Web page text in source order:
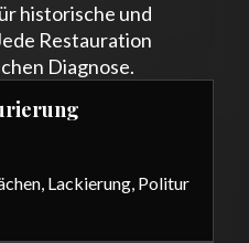
historische und
Restauration
Diagnose.
Lackierung, Politur